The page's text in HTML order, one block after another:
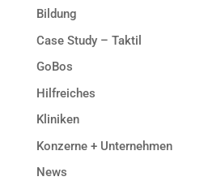
Bildung
Case Study – Taktil
GoBos
Hilfreiches
Kliniken
Konzerne + Unternehmen
News